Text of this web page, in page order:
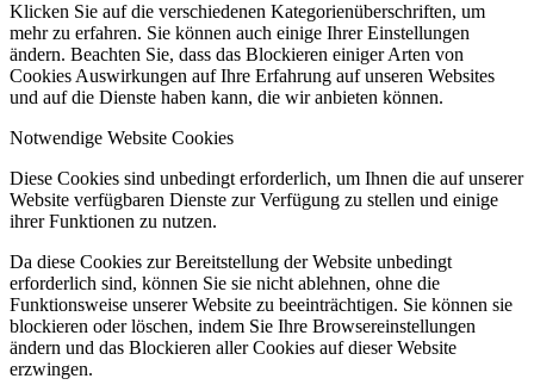
Klicken Sie auf die verschiedenen Kategorienüberschriften, um
mehr zu erfahren. Sie können auch einige Ihrer Einstellungen
ändern. Beachten Sie, dass das Blockieren einiger Arten von
Cookies Auswirkungen auf Ihre Erfahrung auf unseren Websites
und auf die Dienste haben kann, die wir anbieten können.
Notwendige Website Cookies
Diese Cookies sind unbedingt erforderlich, um Ihnen die auf unserer
Website verfügbaren Dienste zur Verfügung zu stellen und einige
ihrer Funktionen zu nutzen.
Da diese Cookies zur Bereitstellung der Website unbedingt
erforderlich sind, können Sie sie nicht ablehnen, ohne die
Funktionsweise unserer Website zu beeinträchtigen. Sie können sie
blockieren oder löschen, indem Sie Ihre Browsereinstellungen
ändern und das Blockieren aller Cookies auf dieser Website
erzwingen.